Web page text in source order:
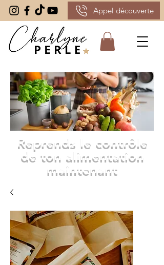
Appel découverte
Reprends le contrôle
de ton alimentation
maintenant